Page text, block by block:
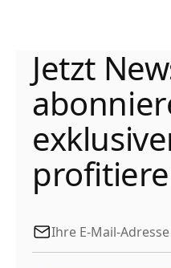
Jetzt